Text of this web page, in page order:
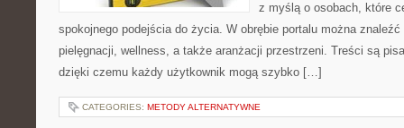
z myślą o osobach, które
spokojnego podejścia do życia. W obrębie portalu można
pielęgnacji, wellness, a także aranżacji przestrzeni. Treści są
dzięki czemu każdy użytkownik mogą szybko […]
CATEGORIES: METODY ALTERNATYWNE